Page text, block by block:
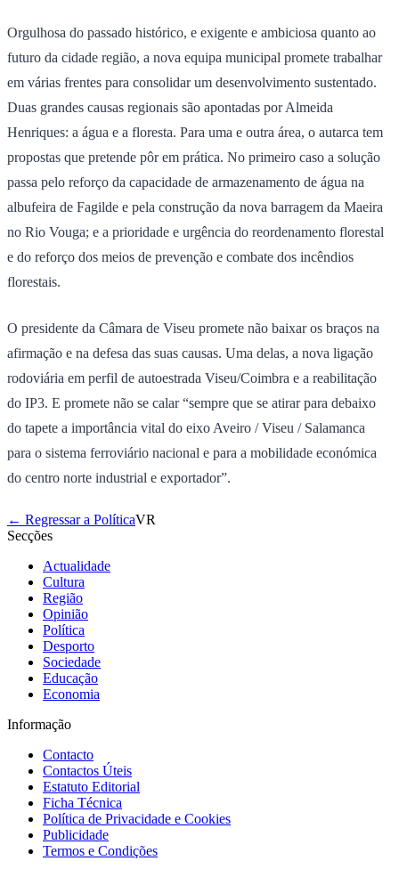
Orgulhosa do passado histórico, e exigente e ambiciosa quanto ao
futuro da cidade região, a nova equipa municipal promete trabalhar
em várias frentes para consolidar um desenvolvimento sustentado.
Duas grandes causas regionais são apontadas por Almeida
Henriques: a água e a floresta. Para uma e outra área, o autarca tem
propostas que pretende pôr em prática. No primeiro caso a solução
passa pelo reforço da capacidade de armazenamento de água na
albufeira de Fagilde e pela construção da nova barragem da Maeira
no Rio Vouga; e a prioridade e urgência do reordenamento florestal
e do reforço dos meios de prevenção e combate dos incêndios
florestais.
O presidente da Câmara de Viseu promete não baixar os braços na
afirmação e na defesa das suas causas. Uma delas, a nova ligação
rodoviária em perfil de autoestrada Viseu/Coimbra e a reabilitação
do IP3. E promete não se calar “sempre que se atirar para debaixo
do tapete a importância vital do eixo Aveiro / Viseu / Salamanca
para o sistema ferroviário nacional e para a mobilidade económica
do centro norte industrial e exportador”.
← Regressar a PolíticaVR
Secções
Actualidade
Cultura
Região
Opinião
Política
Desporto
Sociedade
Educação
Economia
Informação
Contacto
Contactos Úteis
Estatuto Editorial
Ficha Técnica
Política de Privacidade e Cookies
Publicidade
Termos e Condições